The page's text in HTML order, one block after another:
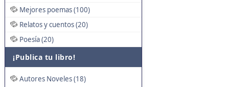
Mejores poemas (100)
Relatos y cuentos (20)
Poesía (20)
¡Publica tu libro!
Autores Noveles (18)